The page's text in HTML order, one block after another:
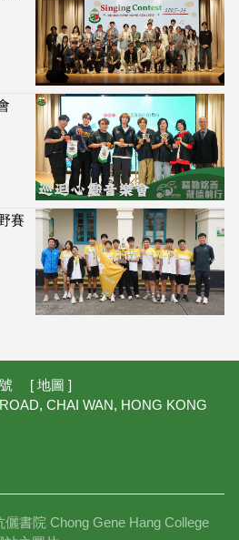
賽
號 [ 地圖]
CHAI WAN, HONG KONG
書院 Chong Gene Hang College